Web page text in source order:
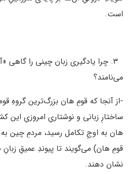
است.
۳. چرا یادگیری زبان چینی را گاهی
می‌نامند؟
-از آنجا که قومِ هان بزرگ‌ترین گروهِ
ساختارِ زبانی و نوشتاریِ امروزیِ این
هان به اوجِ تکامل رسید، مردمِ چین به
قومِ هان) می‌گویند تا پیوندِ عمیقِ زبانِ
نشان دهند.